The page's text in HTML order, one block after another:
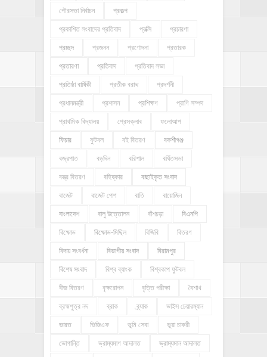
পৌরসভা নির্বাচন প্রকল্প
প্রকাশিত সংবাদের প্রতিবাদ প্রক্সি প্রচারণা
প্রচ্ছদ প্রজনন প্রণোদনা প্রতারক
প্রতারণা প্রতিবাদ প্রতিবাদ সভা
প্রতিষ্ঠা বার্ষিকী প্রতীক বরাদ্দ প্রদর্শনী
প্রধানমন্ত্রী প্রশাসন প্রশিক্ষণ প্রাণি সম্পদ
প্রাথমিক বিদ্যালয় প্রেসক্লাব ফলোআপ
ফিচার ফুটবল বই বিতরণ বকশীগঞ্জ
বজ্রপাত বড়দিন বরিশাল বর্ধিতসভা
বস্ত্র বিতরণ বহিষ্কার বাছাইকৃত সংবাদ
বাজেট বাজেট পেশ বাতি বায়োজিন
বাংলাদেশ বালু উত্তোলন বাঁশচড়া বিএনপি
বিক্ষোভ বিক্ষোভ-মিছিল বিজিবি বিতরণ
বিদায় সংবর্ধনা বিভাগীয় সংবাদ বিরামপুর
বিশেষ সংবাদ বিশ্ব ব্যাংক বিশ্বকাপ ফুটবল
বীজ বিতরণ বৃক্ষরোপন বৃত্তি পরীক্ষা বৈশাখ
ব্রহ্মপুত্র নদ ব্রাক ব্র্যাক ভাইস চেয়ারম্যান
ভারত ভিজিএফ ভূমি সেবা ভূয়া চাকরী
ভোগান্তি ভ্রাম্যমাণ আদালত ভ্রাম্যমান আদালত